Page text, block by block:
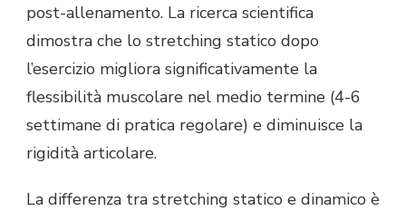
post-allenamento. La ricerca scientifica
dimostra che lo stretching statico dopo
l’esercizio migliora significativamente la
flessibilità muscolare nel medio termine (4-6
settimane di pratica regolare) e diminuisce la
rigidità articolare.
La differenza tra stretching statico e dinamico è